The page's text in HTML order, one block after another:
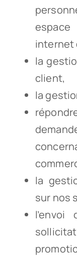
internet
la
client,
la
la
sur nos
l’envoi